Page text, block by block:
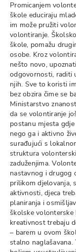
Promicanjem
škole educiraju
im može pružiti
volontiranje.
škole, pomažu
osobe. Kroz
nešto novo,
odgovornosti, raditi
njih. Sve to koristi
bez obzira čime se
Ministarstvo
da se volontiranje
postanu mjesta
nego ga i aktivno
surađujući s
struktura
zaduženjima.
nastavnog i drugog
prilikom djelovanja,
aktivnosti, djeca
planiranja i
školske
kreativnost trebaju
– barem u ovom
stalno